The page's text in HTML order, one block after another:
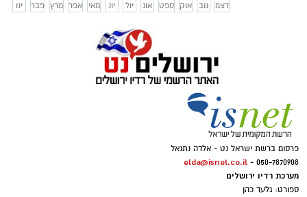
ינו
פבר מרץ אפר מאי יונ יול אוג ספט אוק נוב דצמ
פרסום ברשת ישראל נט - אלדה נתנאל
050-7870908 -
elda@isnet.co.il
מערכת רדיו ירושלים
ספורט: גלעד כהן